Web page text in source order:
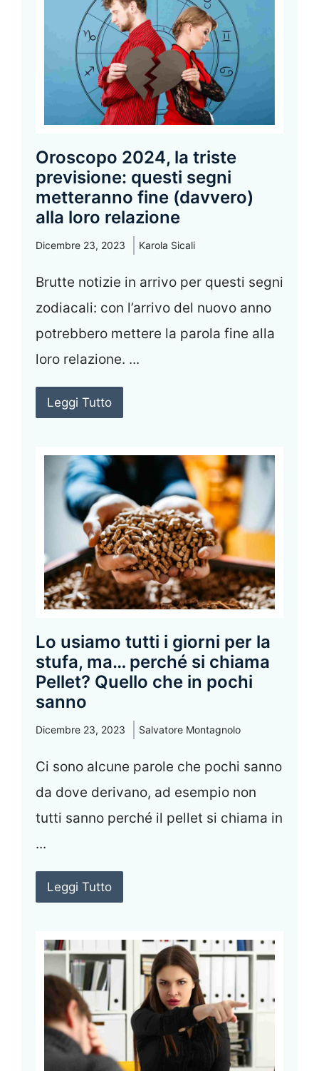
Oroscopo 2024, la triste
previsione: questi segni
metteranno fine (davvero)
alla loro relazione
Dicembre 23, 2023 Karola Sicali
Brutte notizie in arrivo per questi segni
zodiacali: con l’arrivo del nuovo anno
potrebbero mettere la parola fine alla
loro relazione. ...
Leggi Tutto
Lo usiamo tutti i giorni per la
stufa, ma… perché si chiama
Pellet? Quello che in pochi
sanno
Dicembre 23, 2023 Salvatore Montagnolo
Ci sono alcune parole che pochi sanno
da dove derivano, ad esempio non
tutti sanno perché il pellet si chiama in
...
Leggi Tutto